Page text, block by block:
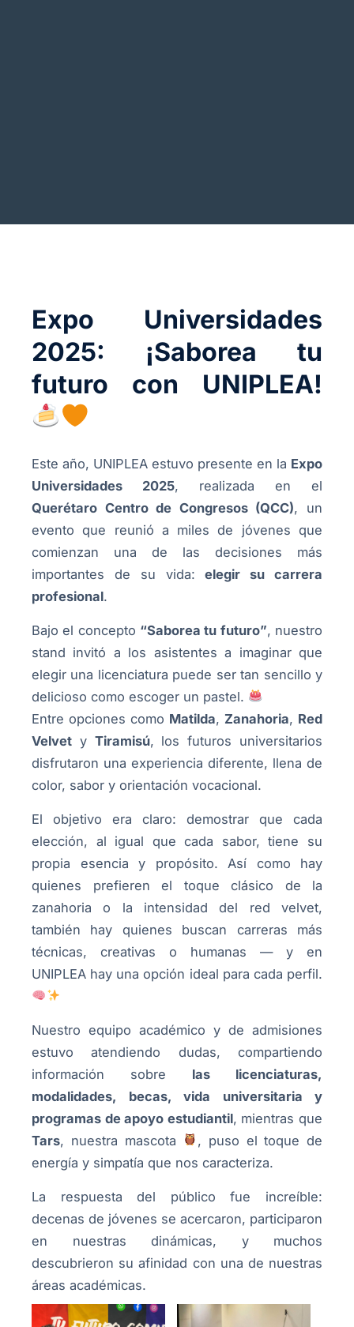
Expo Universidades
2025: ¡Saborea tu
futuro con UNIPLEA!
Este año, UNIPLEA estuvo presente en la Expo
Universidades 2025, realizada en el
Querétaro Centro de Congresos (QCC), un
evento que reunió a miles de jóvenes que
comienzan una de las decisiones más
importantes de su vida:elegir su carrera
profesional.
Bajo el concepto “Saborea tu futuro”, nuestro
stand invitó a los asistentes a imaginar que
elegir una licenciatura puede ser tan sencillo y
delicioso como escoger un pastel.
Entre opciones como Matilda, Zanahoria, Red
Velvet y Tiramisú, los futuros universitarios
disfrutaron una experiencia diferente, llena de
color, sabor y orientación vocacional.
El objetivo era claro: demostrar que cada
elección, al igual que cada sabor, tiene su
propia esencia y propósito. Así como hay
quienes prefieren el toque clásico de la
zanahoria o la intensidad del red velvet,
también hay quienes buscan carreras más
técnicas, creativas o humanas — y en
UNIPLEA hay una opción ideal para cada perfil.
Nuestro equipo académico y de admisiones
estuvo atendiendo dudas, compartiendo
información sobre las licenciaturas,
modalidades, becas, vida universitaria y
programas de apoyo estudiantil, mientras que
Tars, nuestra mascota
, puso el toque de
energía y simpatía que nos caracteriza.
La respuesta del público fue increíble:
decenas de jóvenes se acercaron, participaron
en nuestras dinámicas, y muchos
descubrieron su afinidad con una de nuestras
áreas académicas.